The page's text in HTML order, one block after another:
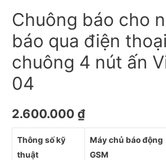
Chuông báo cho
báo qua điện
chuông 4 nút ấn
04
2.600.000 ₫
Thông số kỹ
thuật
Máy chủ báo động
GSM